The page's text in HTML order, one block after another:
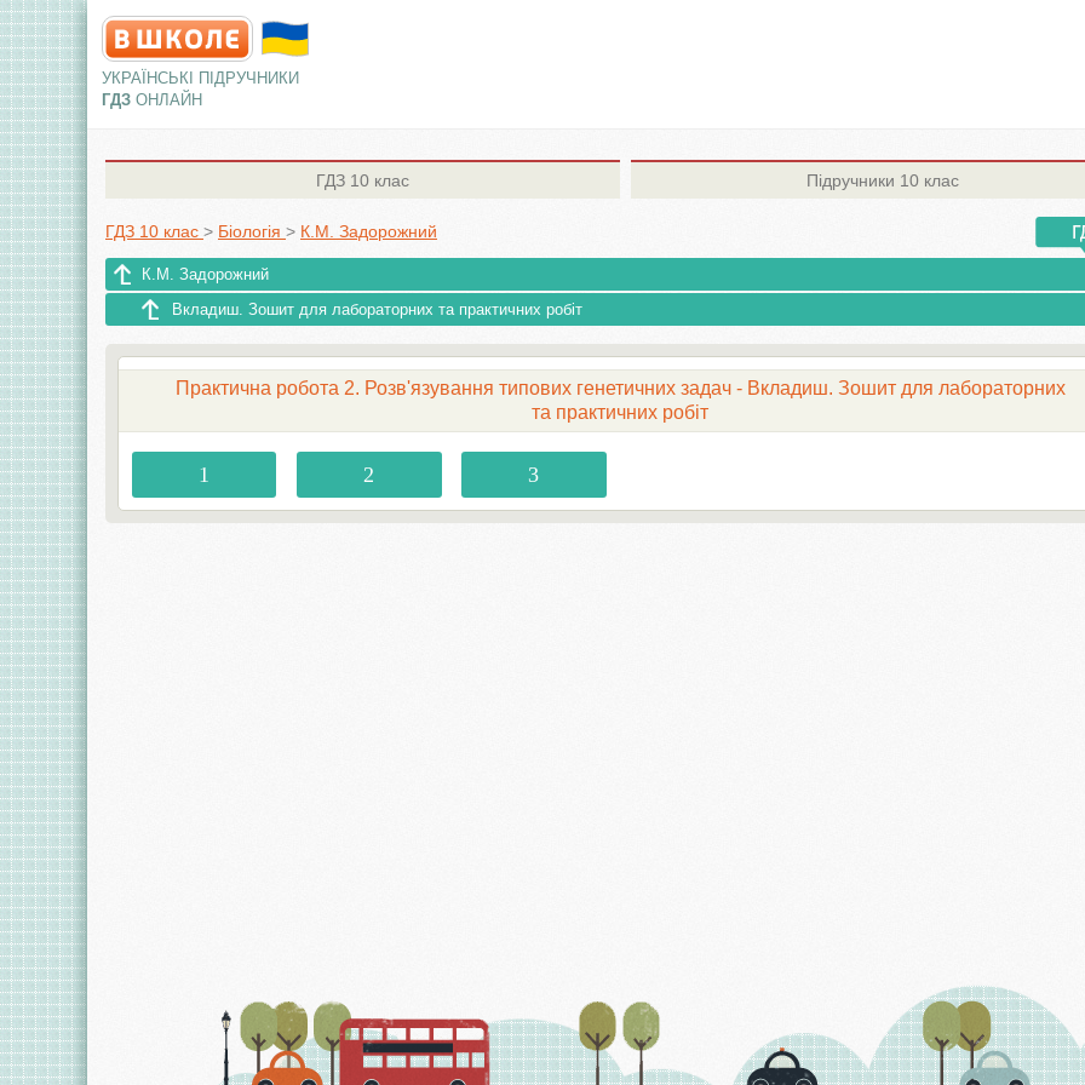
УКРАЇНСЬКІ ПІДРУЧНИКИ
ГДЗ ОНЛАЙН
ГДЗ 10 клас Підручники 10 клас
ГДЗ 10 клас > Біологія > К.М. Задорожний
К.М. Задорожний
Вкладиш. Зошит для лабораторних та практичних робіт
Практична робота 2. Розв'язування типових генетичних задач - Вкладиш. Зошит для лабораторних
та практичних робіт
1 2 3